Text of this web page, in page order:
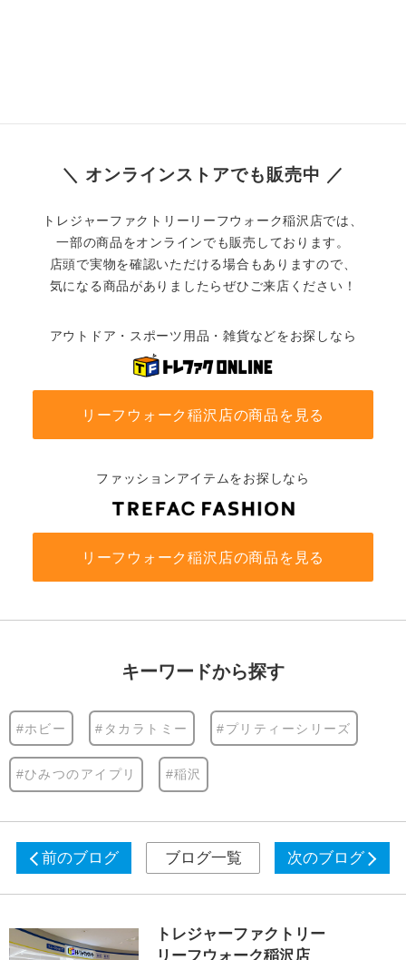
＼ オンラインストアでも販売中 ／
トレジャーファクトリーリーフウォーク稲沢店では、
一部の商品をオンラインでも販売しております。
店頭で実物を確認いただける場合もありますので、
気になる商品がありましたらぜひご来店ください！
アウトドア・スポーツ用品・雑貨などをお探しなら
リーフウォーク稲沢店の商品を見る
ファッションアイテムをお探しなら
リーフウォーク稲沢店の商品を見る
キーワードから探す
#ホビー #タカラトミー #プリティーシリーズ
#ひみつのアイプリ #稲沢
前のブログ ブログ一覧 次のブログ
トレジャーファクトリー
リーフウォーク稲沢店